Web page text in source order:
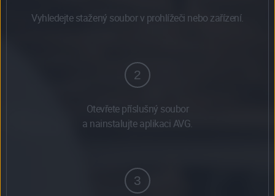
Vyhledejte stažený soubor v prohlížeči nebo zařízení.
2
Otevřete příslušný soubor
a nainstalujte aplikaci AVG.
3